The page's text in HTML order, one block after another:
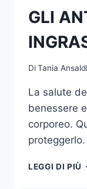
GLI
DiTania Ansaldi
La salute
benessere
corporeo.
proteggerlo.
LEGGI DI PIÙ